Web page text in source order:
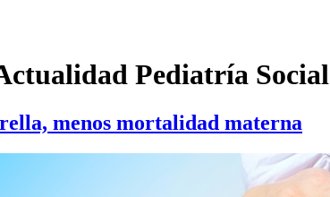
Pediatría Social
menos mortalidad materna